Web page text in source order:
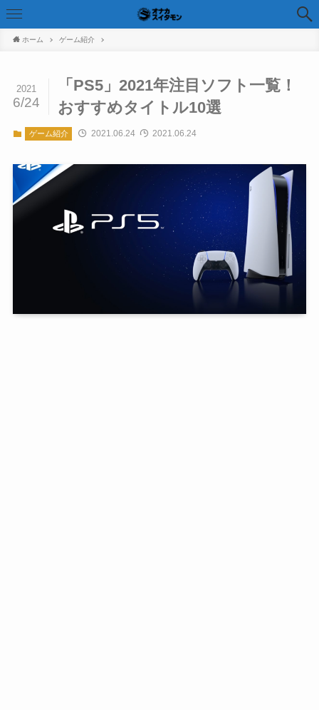
ホーム ゲーム紹介
「PS5」2021年注目ソフト一覧！
おすすめタイトル10選
2021
6/24
ゲーム紹介 2021.06.24 2021.06.24